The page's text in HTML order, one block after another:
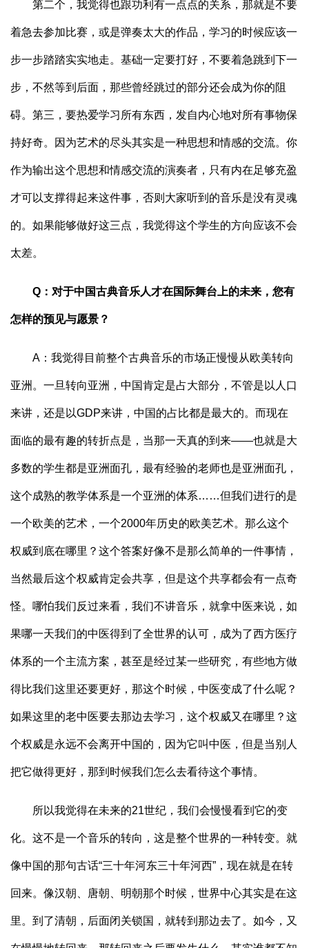
第二个，我觉得也跟功利有一点点的关系，那就是不要
着急去参加比赛，或是弹奏太大的作品，学习的时候应该一
步一步踏踏实实地走。基础一定要打好，不要着急跳到下一
步，不然等到后面，那些曾经跳过的部分还会成为你的阻
碍。第三，要热爱学习所有东西，发自内心地对所有事物保
持好奇。因为艺术的尽头其实是一种思想和情感的交流。你
作为输出这个思想和情感交流的演奏者，只有内在足够充盈
才可以支撑得起来这件事，否则大家听到的音乐是没有灵魂
的。如果能够做好这三点，我觉得这个学生的方向应该不会
太差。
Q：对于中国古典音乐人才在国际舞台上的未来，您有
怎样的预见与愿景？
A：我觉得目前整个古典音乐的市场正慢慢从欧美转向
亚洲。一旦转向亚洲，中国肯定是占大部分，不管是以人口
来讲，还是以GDP来讲，中国的占比都是最大的。而现在
面临的最有趣的转折点是，当那一天真的到来——也就是大
多数的学生都是亚洲面孔，最有经验的老师也是亚洲面孔，
这个成熟的教学体系是一个亚洲的体系……但我们进行的是
一个欧美的艺术，一个2000年历史的欧美艺术。那么这个
权威到底在哪里？这个答案好像不是那么简单的一件事情，
当然最后这个权威肯定会共享，但是这个共享都会有一点奇
怪。哪怕我们反过来看，我们不讲音乐，就拿中医来说，如
果哪一天我们的中医得到了全世界的认可，成为了西方医疗
体系的一个主流方案，甚至是经过某一些研究，有些地方做
得比我们这里还要更好，那这个时候，中医变成了什么呢？
如果这里的老中医要去那边去学习，这个权威又在哪里？这
个权威是永远不会离开中国的，因为它叫中医，但是当别人
把它做得更好，那到时候我们怎么去看待这个事情。
所以我觉得在未来的21世纪，我们会慢慢看到它的变
化。这不是一个音乐的转向，这是整个世界的一种转变。就
像中国的那句古话“三十年河东三十年河西”，现在就是在转
回来。像汉朝、唐朝、明朝那个时候，世界中心其实是在这
里。到了清朝，后面闭关锁国，就转到那边去了。如今，又